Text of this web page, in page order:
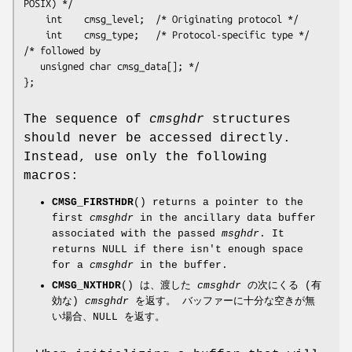
POSIX) */
/* followed by
The sequence of cmsghdr structures
should never be accessed directly.
Instead, use only the following
macros:
CMSG_FIRSTHDR() returns a pointer to the
first cmsghdr in the ancillary data buffer
associated with the passed msghdr . It
returns NULL if there isn't enough space
for a cmsghdr in the buffer.
CMSG_NXTHDR() は、渡した cmsghdr の次にくる (有
効な) cmsghdr を返す。 バッファーに十分な空きが無
い場合、NULL を返す。